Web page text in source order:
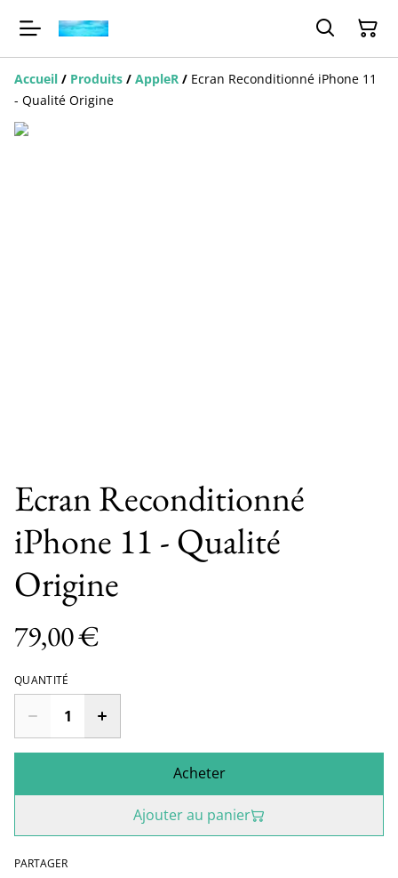
Accueil / Produits / AppleR / Ecran Reconditionné iPhone 11
- Qualité Origine
Ecran Reconditionné
iPhone 11 - Qualité
Origine
79,00 €
QUANTITÉ
Acheter
Ajouter au panier
PARTAGER